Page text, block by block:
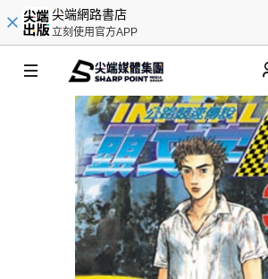
尖端網路書店
立刻使用官方APP